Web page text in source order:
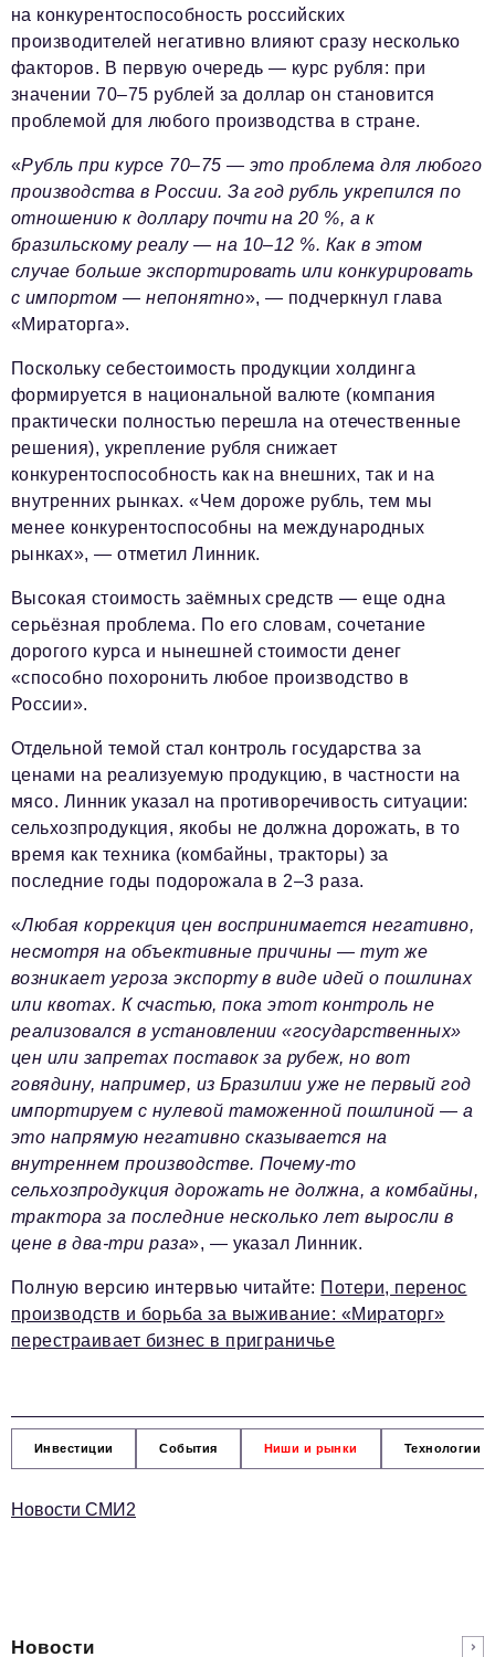
на конкурентоспособность российских
производителей негативно влияют сразу несколько
факторов. В первую очередь — курс рубля: при
значении 70–75 рублей за доллар он становится
проблемой для любого производства в стране.
«Рубль при курсе 70–75 — это проблема для любого
производства в России. За год рубль укрепился по
отношению к доллару почти на 20 %, а к
бразильскому реалу — на 10–12 %. Как в этом
случае больше экспортировать или конкурировать
с импортом — непонятно», — подчеркнул глава
«Мираторга».
Поскольку себестоимость продукции холдинга
формируется в национальной валюте (компания
практически полностью перешла на отечественные
решения), укрепление рубля снижает
конкурентоспособность как на внешних, так и на
внутренних рынках. «Чем дороже рубль, тем мы
менее конкурентоспособны на международных
рынках», — отметил Линник.
Высокая стоимость заёмных средств — еще одна
серьёзная проблема. По его словам, сочетание
дорогого курса и нынешней стоимости денег
«способно похоронить любое производство в
России».
Отдельной темой стал контроль государства за
ценами на реализуемую продукцию, в частности на
мясо. Линник указал на противоречивость ситуации:
сельхозпродукция, якобы не должна дорожать, в то
время как техника (комбайны, тракторы) за
последние годы подорожала в 2–3 раза.
«Любая коррекция цен воспринимается негативно,
несмотря на объективные причины — тут же
возникает угроза экспорту в виде идей о пошлинах
или квотах. К счастью, пока этот контроль не
реализовался в установлении «государственных»
цен или запретах поставок за рубеж, но вот
говядину, например, из Бразилии уже не первый год
импортируем с нулевой таможенной пошлиной — а
это напрямую негативно сказывается на
внутреннем производстве. Почему-то
сельхозпродукция дорожать не должна, а комбайны,
трактора за последние несколько лет выросли в
цене в два-три раза», — указал Линник.
Полную версию интервью читайте: Потери, перенос
производств и борьба за выживание: «Мираторг»
перестраивает бизнес в приграничье
Инвестиции События Ниши и рынки Технологии
Новости СМИ2
Новости